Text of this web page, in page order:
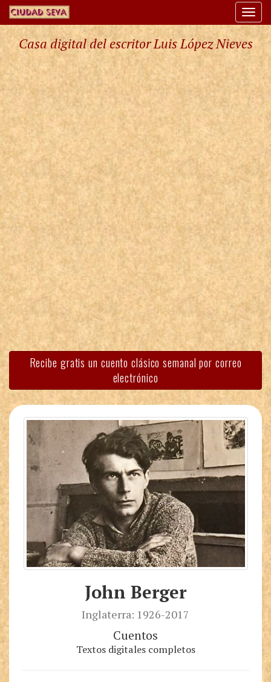
Casa digital del escritor Luis López Nieves
Recibe gratis un cuento clásico semanal por correo
electrónico
John Berger
Inglaterra: 1926-2017
Cuentos
Textos digitales completos